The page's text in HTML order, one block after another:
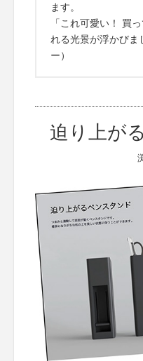
ます。
「これ可愛い！ 買
れる光景が浮かび
ー）
迫り上が